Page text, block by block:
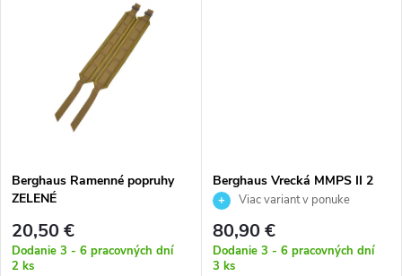
o
v
v
Berghaus Ramenné popruhy
ZELENÉ
20,50 €
Dodanie 3 - 6 pracovných dní
2 ks
Berghaus Vrecká MMPS II 2
kusy 20LViac variant v ponuke
80,90 €
Dodanie 3 - 6 pracovných dní
3 ks